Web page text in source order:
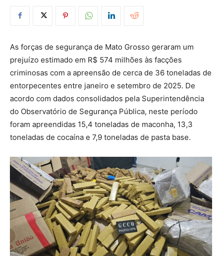
As forças de segurança de Mato Grosso geraram um
prejuízo estimado em R$ 574 milhões às facções
criminosas com a apreensão de cerca de 36 toneladas de
entorpecentes entre janeiro e setembro de 2025. De
acordo com dados consolidados pela Superintendência
do Observatório de Segurança Pública, neste período
foram apreendidas 15,4 toneladas de maconha, 13,3
toneladas de cocaína e 7,9 toneladas de pasta base.